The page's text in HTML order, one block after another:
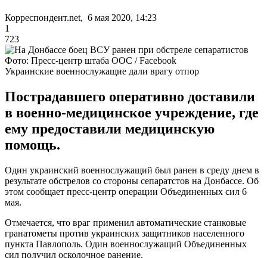
Корреспондент.net, 6 мая 2020, 14:23
1
723
Фото: Пресс-центр штаба ООС / Facebook
Украинские военнослужащие дали врагу отпор
Пострадавшего оперативно доставили
в военно-медицинское учреждение, где
ему предоставили медицинскую
помощь.
Один украинский военнослужащий был ранен в среду днем в
результате обстрелов со стороны сепаратстов на Донбассе. Об
этом сообщает пресс-центр операции Объединенных сил 6
мая.
Отмечается, что враг применил автоматические станковые
гранатометы против украинских защитников населенного
пункта Павлополь. Один военнослужащий Объединенных
сил получил осколочное ранение.